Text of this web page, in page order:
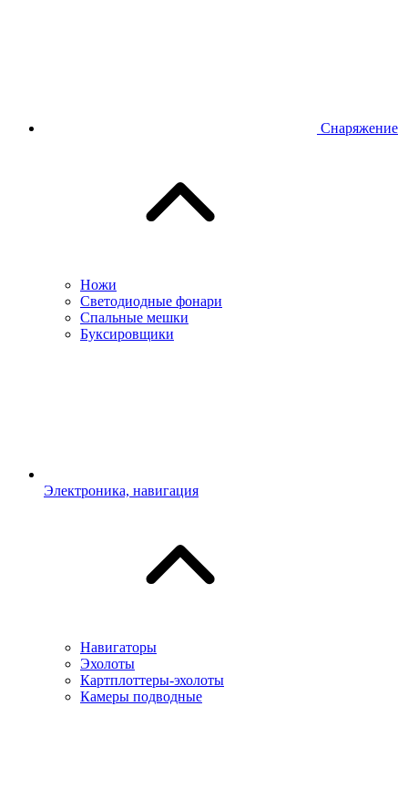
Снаряжение
Ножи
Светодиодные фонари
Спальные мешки
Буксировщики
Электроника, навигация
Навигаторы
Эхолоты
Картплоттеры-эхолоты
Камеры подводные